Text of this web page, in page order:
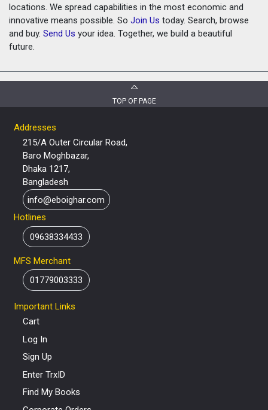
locations. We spread capabilities in the most economic and
innovative means possible. So Join Us today. Search, browse
and buy. Send Us your idea. Together, we build a beautiful
future.
TOP OF PAGE
Addresses
215/A Outer Circular Road,
Baro Moghbazar,
Dhaka 1217,
Bangladesh
info@eboighar.com
Hotlines
09638334433
MFS Merchant
01779003333
Important Links
Cart
Log In
Sign Up
Enter TrxID
Find My Books